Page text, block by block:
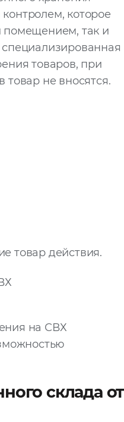
которое
помещением, так и
товаров, при
товар не вносятся.
товар действия.
на СВХ
склада от